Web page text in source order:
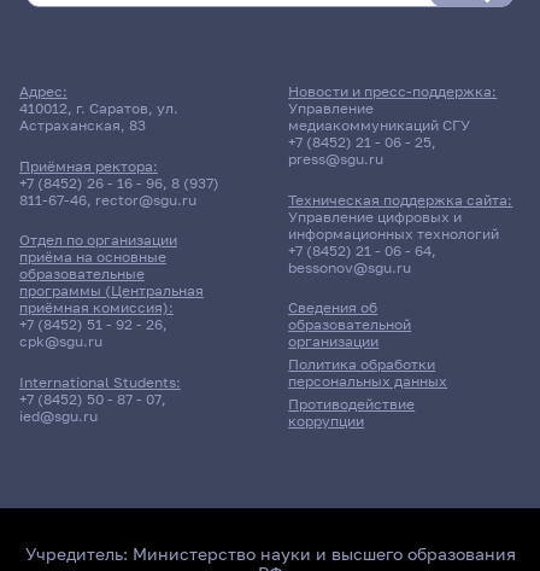
Адрес:
410012, г. Саратов, ул.
Астраханская, 83
Приёмная ректора:
+7 (8452) 26 - 16 - 96, 8 (937)
811-67-46, rector@sgu.ru
Отдел по организации
приёма на основные
образовательные
программы (Центральная
приёмная комиссия):
+7 (8452) 51 - 92 - 26,
cpk@sgu.ru
International Students:
+7 (8452) 50 - 87 - 07,
ied@sgu.ru
Сведения об
образовательной
организации
Политика обработки
персональных данных
Противодействие
коррупции
Новости и пресс-поддержка:
Управление
медиакоммуникаций СГУ
+7 (8452) 21 - 06 - 25,
press@sgu.ru
Техническая поддержка сайта:
Управление цифровых и
информационных технологий
+7 (8452) 21 - 06 - 64,
bessonov@sgu.ru
Учредитель: Министерство науки и высшего образования